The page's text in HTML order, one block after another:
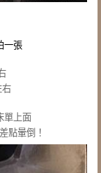
一張
右
單上面
點暈倒！